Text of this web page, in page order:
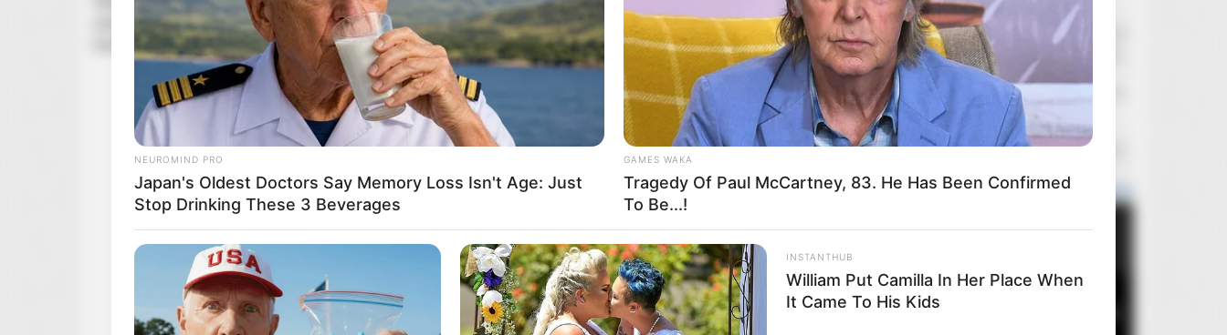
szczerym i zabawnym hołdem dla długotrwałych relacji. Nadal z wyczuciem ukazuje dynamikę oraz
humorystyczne aspekty wzlotów i upadków w wieloletnich przyjaźniach i miłościach.
RylandGrace Wczoraj o 22:38
Diocletian
Departament Sprzedaży
flubert Wczoraj o 19:43
Miesiąca
1 Brutalista
NEUROMIND PRO
Japan's Oldest Doctors Say Memory Loss Isn't Age: Just
Stop Drinking These 3 Beverages
GAMES WAKA
Tragedy Of Paul McCartney, 83. He Has Been Confirmed
To Be...!
INSTANTHUB
William Put Camilla In Her Place When
It Came To His Kids
Down Before You See Him Today
Places Really Exist
Been Anything But Predictable
FOODIEFRIEND GAMES WAKA